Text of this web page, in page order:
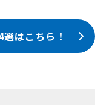
はこちら！